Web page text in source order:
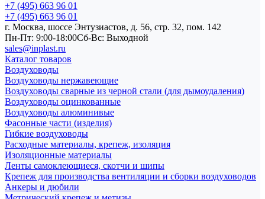
+7 (495) 663 96 01
+7 (495) 663 96 01
г. Москва, шоссе Энтузиастов, д. 56, стр. 32, пом. 142
Пн-Пт: 9:00-18:00Cб-Вс: Выходной
sales@inplast.ru
Каталог товаров
Воздуховоды
Воздуховоды нержавеющие
Воздуховоды сварные из черной стали (для дымоудаления)
Воздуховоды оцинкованные
Воздуховоды алюминивые
Фасонные части (изделия)
Гибкие воздуховоды
Расходные материалы, крепеж, изоляция
Изоляционные материалы
Ленты самоклеющиеся, скотчи и шипы
Крепеж для производства вентиляции и сборки воздуховодов
Анкеры и дюбили